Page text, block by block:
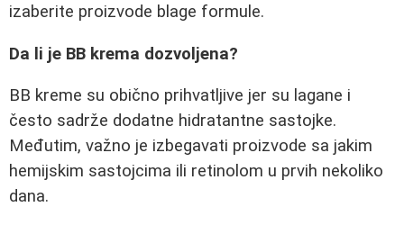
izaberite proizvode blage formule.
Da li je BB krema dozvoljena?
BB kreme su obično prihvatljive jer su lagane i
često sadrže dodatne hidratantne sastojke.
Međutim, važno je izbegavati proizvode sa jakim
hemijskim sastojcima ili retinolom u prvih nekoliko
dana.